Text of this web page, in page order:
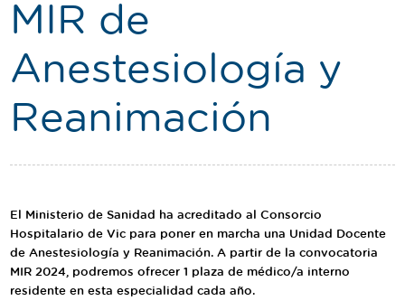
Ser residente
Contacto
Buscador
Traductor
Segueix-nos:
MIR de
Anestesiología y
Reanimación
El Ministerio de Sanidad ha acreditado al Consorcio
Hospitalario de Vic para poner en marcha una Unidad Docente
de Anestesiología y Reanimación. A partir de la convocatoria
MIR 2024, podremos ofrecer 1 plaza de médico/a interno
residente en esta especialidad cada año.